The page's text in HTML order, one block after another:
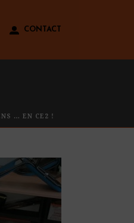
CONTACT
… EN CE2 !